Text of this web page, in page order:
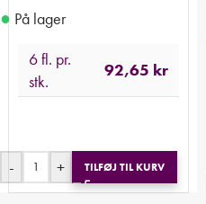
● På lager
6 fl. pr.
stk.
92,65 kr
- + TILFØJ TIL KURV